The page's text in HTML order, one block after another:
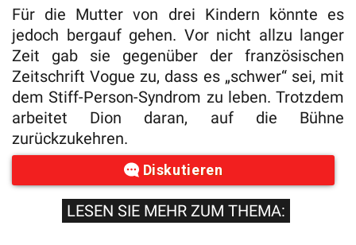
Für die Mutter von drei Kindern könnte es
jedoch bergauf gehen. Vor nicht allzu langer
Zeit gab sie gegenüber der französischen
Zeitschrift Vogue zu, dass es „schwer“ sei, mit
dem Stiff-Person-Syndrom zu leben. Trotzdem
arbeitet Dion daran, auf die Bühne
zurückzukehren.
Diskutieren
LESEN SIE MEHR ZUM THEMA: